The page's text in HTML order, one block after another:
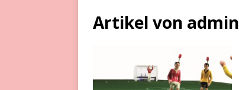
Artikel von admin